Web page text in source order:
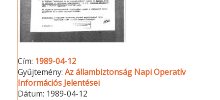
Cím: 1989-04-12
Gyűjtemény:Az állambiztonság Napi Operatív
Információs Jelentései
Dátum: 1989-04-12